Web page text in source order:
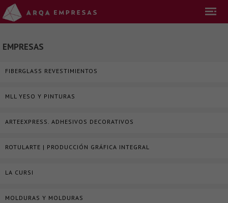
EMPRESAS
FIBERGLASS REVESTIMIENTOS
MLL YESO Y PINTURAS
ARTEEXPRESS. ADHESIVOS DECORATIVOS
ROTULARTE | PRODUCCIÓN GRÁFICA INTEGRAL
LA CURSI
MOLDURAS Y MOLDURAS